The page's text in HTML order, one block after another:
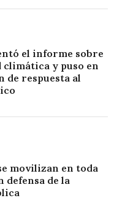
el informe sobre
y puso en
de respuesta al
movilizan en toda
defensa de la